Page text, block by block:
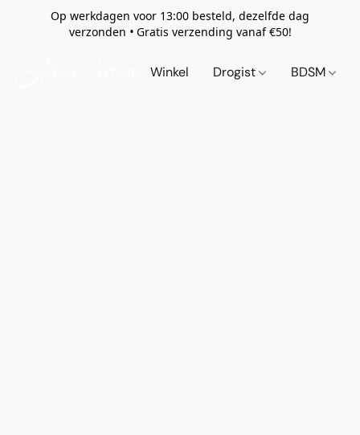
Op werkdagen voor 13:00 besteld, dezelfde dag
verzonden • Gratis verzending vanaf €50!
Winkel Drogist BDSM